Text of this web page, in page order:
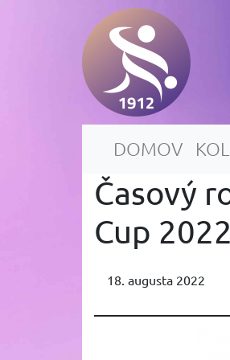
DOMOV
Časový
Cup 2022
18. augusta 2022